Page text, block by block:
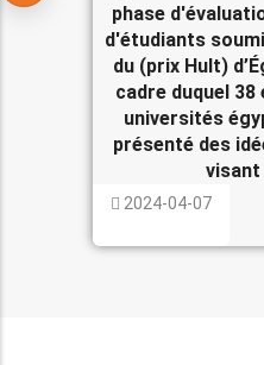
phase
d'étudiants
du (prix Hult)
cadre duquel 38
universités
présenté des
visant
2024-04-07